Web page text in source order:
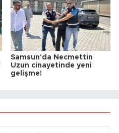
Samsun'da Necmettin
Uzun cinayetinde yeni
gelişme!